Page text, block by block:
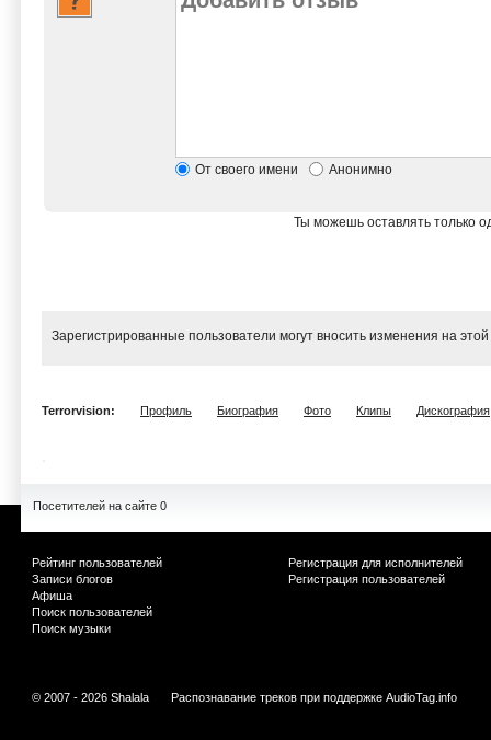
От своего имени Анонимно
Ты можешь оставлять только
Зарегистрированные пользователи могут вносить изменения на
Terrorvision: Профиль Биография Фото Клипы Дискография
Посетителей на сайте 0
Рейтинг пользователей
Записи блогов
Афиша
Поиск пользователей
Поиск музыки
Регистрация для исполнителей
Регистрация пользователей
© 2007 - 2026 Shalala Распознавание треков при поддержке AudioTag.info